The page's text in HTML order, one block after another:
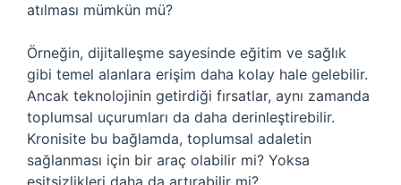
atılması mümkün mü?
Örneğin, dijitalleşme sayesinde eğitim ve sağlık
gibi temel alanlara erişim daha kolay hale gelebilir.
Ancak teknolojinin getirdiği fırsatlar, aynı zamanda
toplumsal uçurumları da daha derinleştirebilir.
Kronisite bu bağlamda, toplumsal adaletin
sağlanması için bir araç olabilir mi? Yoksa
eşitsizlikleri daha da artırabilir mi?